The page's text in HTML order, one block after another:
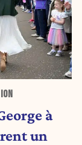
à
un